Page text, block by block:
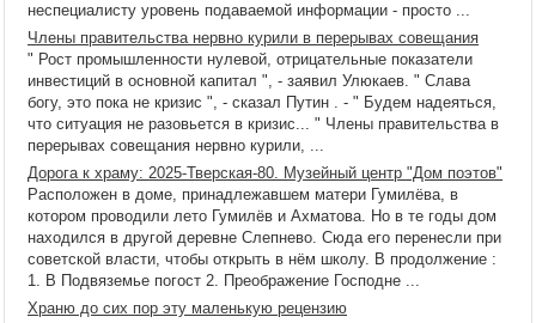
неспециалисту уровень подаваемой информации - просто ...
Члены правительства нервно курили в перерывах совещания
" Рост промышленности нулевой, отрицательные показатели
инвестиций в основной капитал ", - заявил Улюкаев. " Слава
богу, это пока не кризис ", - сказал Путин . - " Будем надеяться,
что ситуация не разовьется в кризис... " Члены правительства в
перерывах совещания нервно курили, ...
Дорога к храму: 2025-Тверская-80. Музейный центр "Дом поэтов"
Расположен в доме, принадлежавшем матери Гумилёва, в
котором проводили лето Гумилёв и Ахматова. Но в те годы дом
находился в другой деревне Слепнево. Сюда его перенесли при
советской власти, чтобы открыть в нём школу. В продолжение :
1. В Подвяземье погост 2. Преображение Господне ...
Храню до сих пор эту маленькую рецензию